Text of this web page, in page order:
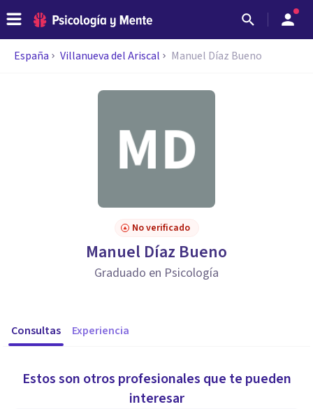
España Villanueva del Ariscal Manuel Díaz Bueno
No verificado
Manuel Díaz Bueno
Graduado en Psicología
Consultas Experiencia
Estos son otros profesionales que te pueden
interesar